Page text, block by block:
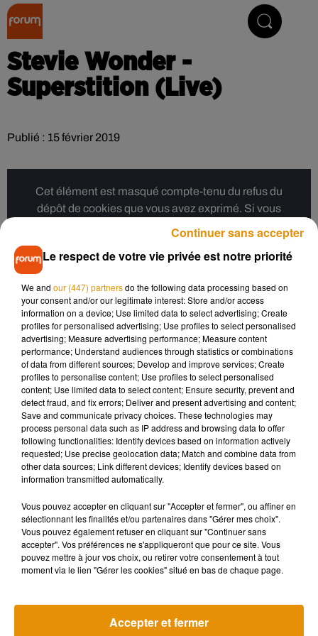
Stevie Wonder -
Superstition (Live)
Publié : 15 février 2019
Cet élément est masqué compte-tenu du refus du
dépôt de cookies que vous avez exprimé. Si vous
Musique
Pomme emprunte le décor de
l’émission « Loups Garous » pour
La version
Day »
+ DE MUSIQUE
Le respect de votre vie privée est notre priorité
We and our (447) partnersdo the following data processing based on
your consent and/or our legitimate interest: Store and/or access
information on a device; Use limited data to select advertising; Create
profiles for personalised advertising; Use profiles to select personalised
advertising; Measure advertising performance; Measure content
performance; Understand audiences through statistics or combinations
of data from different sources; Develop and improve services; Create
profiles to personalise content; Use profiles to select personalised
content; Use limited data to select content; Ensure security, prevent and
detect fraud, and fix errors; Deliver and present advertising and content;
Save and communicate privacy choices. These technologies may
process personal data such as IP address and browsing data to offer
following functionalities: Identify devices based on information actively
requested; Use precise geolocation data; Match and combine data from
other data sources; Link different devices; Identify devices based on
information transmitted automatically.
Vous pouvez accepter en cliquant sur "Accepter et fermer", ou affiner en
sélectionnant les finalités et/ou partenaires dans "Gérer mes choix".
Vous pouvez également refuser en cliquant sur "Continuer sans
accepter". Vos préférences ne s'appliqueront que pour ce site. Vous
pouvez mettre à jour vos choix, ou retirer votre consentement à tout
moment via le lien "Gérer les cookies" situé en bas de chaque page.
Accepter et fermer
Continuer sans accepter